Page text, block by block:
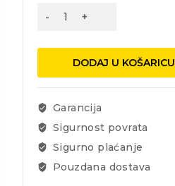
BOSCH
ČEKIĆ
18V-
18
2X2AH
L-
BOXX
DODAJ U KOŠARICU
Garancija
Sigurnost povrata
Sigurno plaćanje
Pouzdana dostava